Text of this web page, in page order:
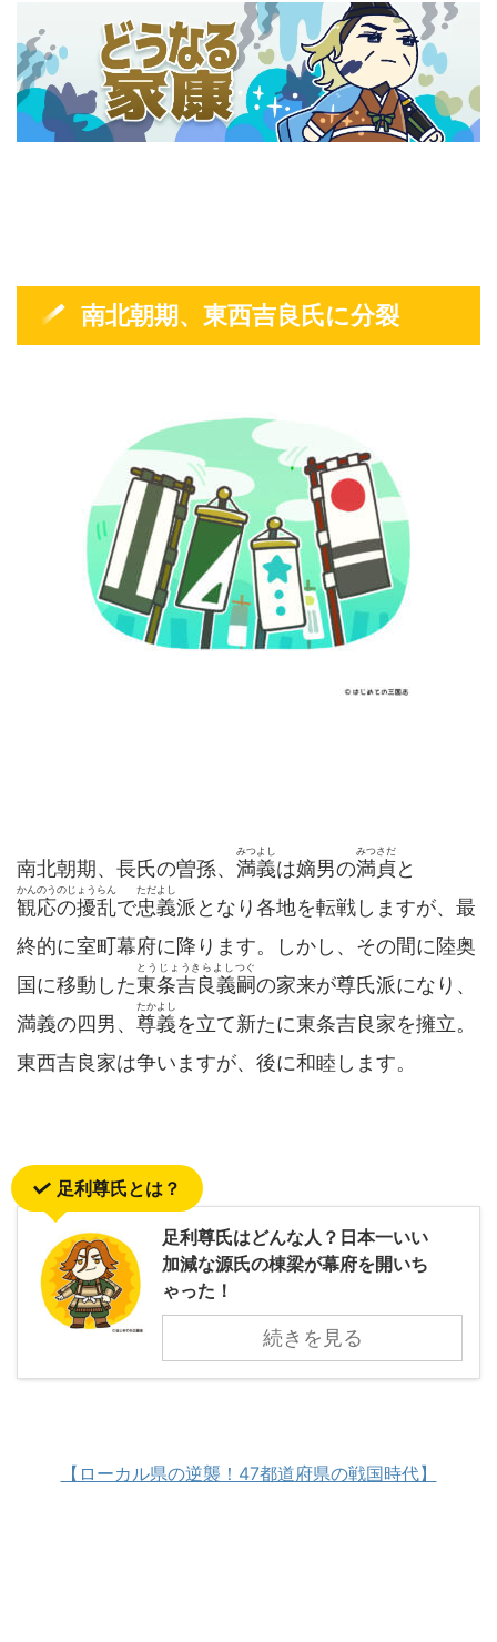
南北朝期、東西吉良氏に分裂
南北朝期、長氏の曽孫、 満義
みつよし
は嫡男の満貞
みつさだ
と
観応の擾乱
かんのうのじょうらん
で忠義
ただよし
派となり各地を転戦しますが、最
終的に室町幕府に降ります。しかし、その間に陸奥
国に移動した東条吉良義嗣
とうじょうきらよしつぐ
の家来が尊氏派になり、
満義の四男、 尊義
たかよし
を立て新たに東条吉良家を擁立。
東西吉良家は争いますが、後に和睦します。
足利尊氏とは？
足利尊氏はどんな人？日本一いい
加減な源氏の棟梁が幕府を開いち
ゃった！
続きを見る
【ローカル県の逆襲！47都道府県の戦国時代】